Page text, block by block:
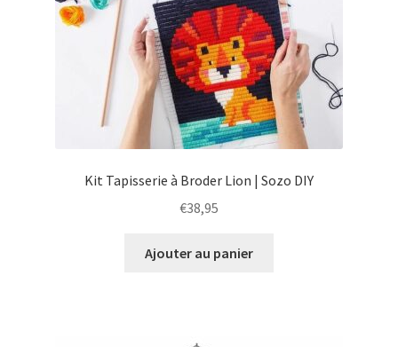
Kit Tapisserie à Broder Lion | Sozo DIY
€38,95
Ajouter au panier